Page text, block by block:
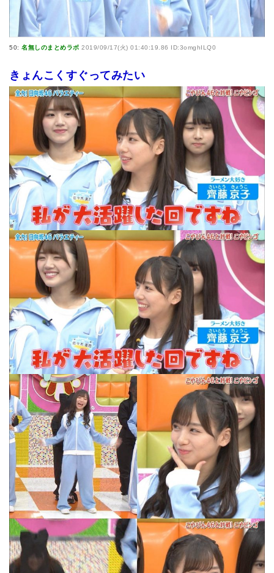
50: 名無しのまとめラボ 2019/09/17(火) 01:40:19.86 ID:3omghILQ0
きょんこくすぐってみたい